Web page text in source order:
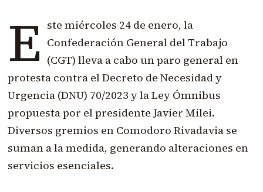
E ste miércoles 24 de enero, la
Confederación General del Trabajo
(CGT) lleva a cabo un paro general en
protesta contra el Decreto de Necesidad y
Urgencia (DNU) 70/2023 y la Ley Ómnibus
propuesta por el presidente Javier Milei.
Diversos gremios en Comodoro Rivadavia se
suman a la medida, generando alteraciones en
servicios esenciales.